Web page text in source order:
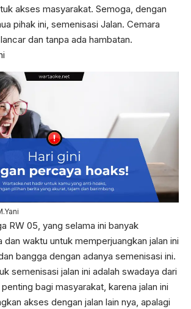
akses masyarakat. Semoga, dengan
pihak ini, semenisasi Jalan. Cemara
dan tanpa ada hambatan.
RW 05, yang selama ini banyak
dan waktu untuk memperjuangkan jalan ini
bangga dengan adanya semenisasi ini.
semenisasi jalan ini adalah swadaya dari
bagi masyarakat, karena jalan ini
akses dengan jalan lain nya, apalagi